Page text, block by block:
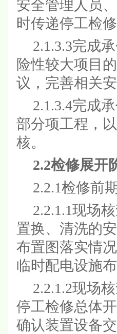
安全管理人员
时传递停工检
2.1.3.3完成
险性较大项目
议，完善相关
2.1.3.4完成
部分项工程，
核。
2.2检修展开
2.2.1检修前
2.2.1.1现场
置换、清洗的
布置图落实情
临时配电设施
2.2.1.2现场
停工检修总体
确认装置设备